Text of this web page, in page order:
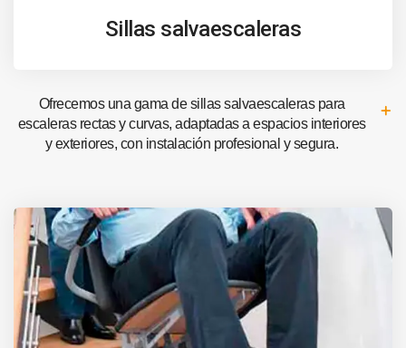
Sillas salvaescaleras
Ofrecemos una gama de sillas salvaescaleras para
escaleras rectas y curvas, adaptadas a espacios interiores
y exteriores, con instalación profesional y segura.